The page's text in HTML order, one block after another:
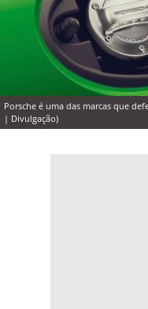
Porsche é uma das marcas que
| Divulgação)